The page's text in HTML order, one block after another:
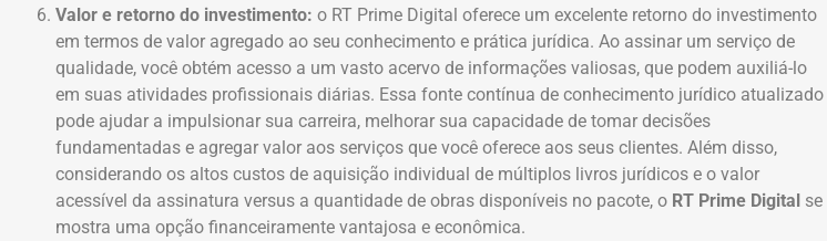
Valor e retorno do investimento: o RT Prime Digital oferece um excelente retorno do investimento
em termos de valor agregado ao seu conhecimento e prática jurídica. Ao assinar um serviço de
qualidade, você obtém acesso a um vasto acervo de informações valiosas, que podem auxiliá-lo
em suas atividades profissionais diárias. Essa fonte contínua de conhecimento jurídico atualizado
pode ajudar a impulsionar sua carreira, melhorar sua capacidade de tomar decisões
fundamentadas e agregar valor aos serviços que você oferece aos seus clientes. Além disso,
considerando os altos custos de aquisição individual de múltiplos livros jurídicos e o valor
acessível da assinatura versus a quantidade de obras disponíveis no pacote, o RT Prime Digital se
mostra uma opção financeiramente vantajosa e econômica.